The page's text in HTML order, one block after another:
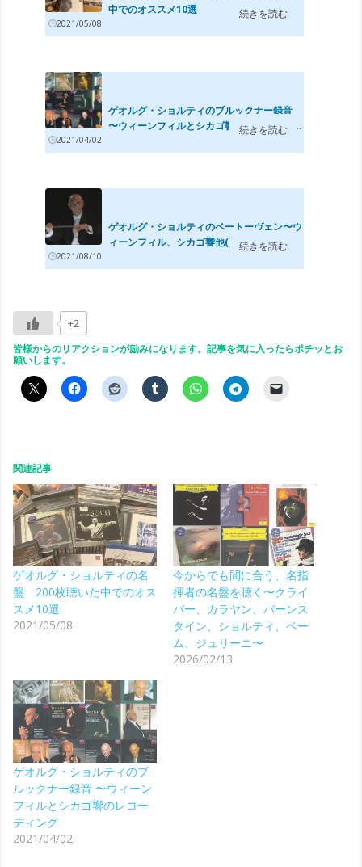
中でのオススメ10選
2021/05/08
続きを読む
ゲオルグ・ショルティのブルックナー録音
〜ウィーンフィルとシカゴ響のレコーディ...
2021/04/02
続きを読む
ゲオルグ・ショルティのベートーヴェン〜ウ
ィーンフィル、シカゴ響他(1955-1994)〜
2021/08/10
続きを読む
+2
皆様からのリアクションが励みになります。記事を気に入ったらポチッとお
願いします。
関連記事
ゲオルグ・ショルティの名
盤 200枚聴いた中でのオス
スメ10選
2021/05/08
今からでも間に合う、名指
揮者の名盤を聴く〜クライ
バー、カラヤン、バーンス
タイン、ショルティ、ベー
ム、ジュリーニ〜
2026/02/13
ゲオルグ・ショルティのブ
ルックナー録音 〜ウィーン
フィルとシカゴ響のレコー
ディング
2021/04/02